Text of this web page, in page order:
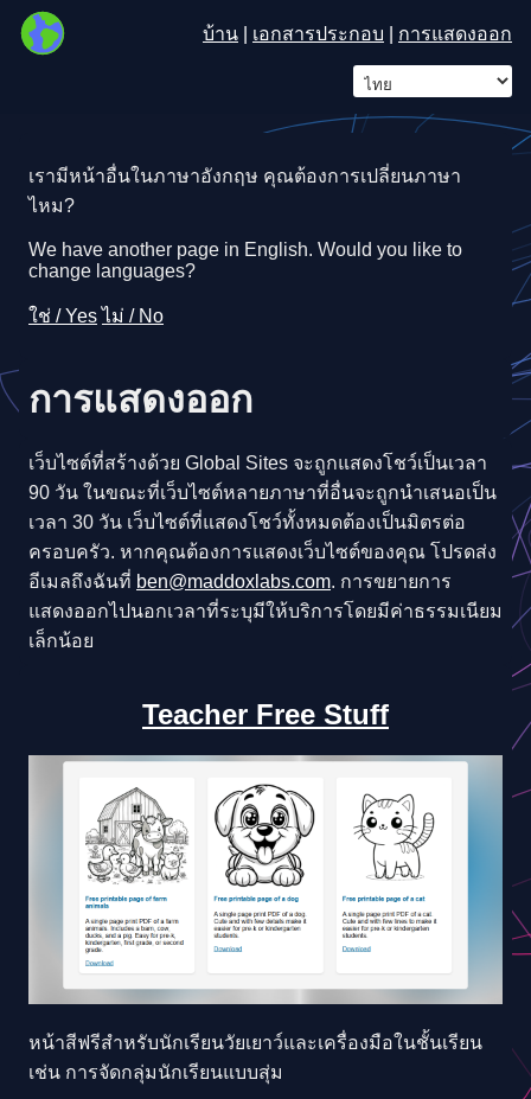
บ้าน เอกสารประกอบ การแสดงออก
เรามีหน้าอื่นในภาษาอังกฤษ คุณต้องการเปลี่ยนภาษา
ไหม?
We have another page in English. Would you like to
change languages?
ใช่ / Yes ไม่ / No
การแสดงออก
เว็บไซต์ที่สร้างด้วย Global Sites จะถูกแสดงโชว์เป็นเวลา
90 วัน ในขณะที่เว็บไซต์หลายภาษาที่อื่นจะถูกนำเสนอเป็น
เวลา 30 วัน เว็บไซต์ที่แสดงโชว์ทั้งหมดต้องเป็นมิตรต่อ
ครอบครัว. หากคุณต้องการแสดงเว็บไซต์ของคุณ โปรดส่ง
อีเมลถึงฉันที่ ben@maddoxlabs.com. การขยายการ
แสดงออกไปนอกเวลาที่ระบุมีให้บริการโดยมีค่าธรรมเนียม
เล็กน้อย
Teacher Free Stuff
หน้าสีฟรีสำหรับนักเรียนวัยเยาว์และเครื่องมือในชั้นเรียน
เช่น การจัดกลุ่มนักเรียนแบบสุ่ม